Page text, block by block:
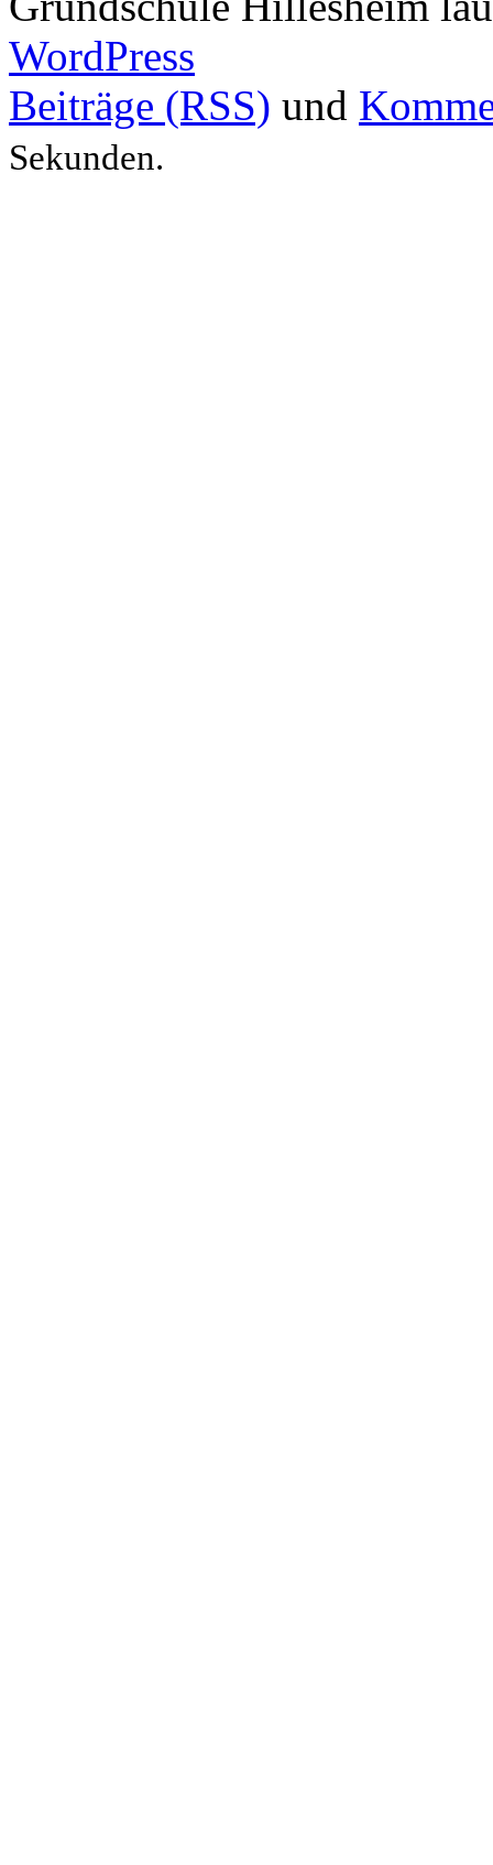
WordPress
Beiträge (RSS) und
Sekunden.